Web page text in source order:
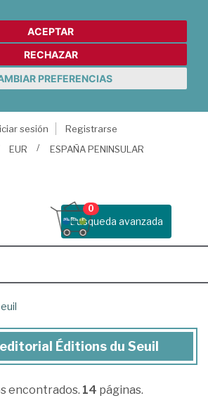
ACEPTAR
RECHAZAR
PREFERENCIAS
sesión
Registrarse
EUR ESPAÑA PENINSULAR
Busqueda avanzada
0
Éditions du Seuil
encontrados. 14 páginas.